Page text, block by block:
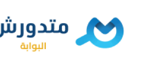
المحتوىبوا
تعرف